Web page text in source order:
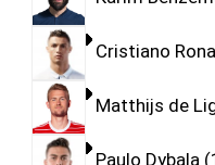
Cristiano
Matthijs de
Paulo Dybala